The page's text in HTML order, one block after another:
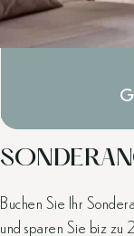
Buchen Sie Ihr
und sparen Sie biz zu